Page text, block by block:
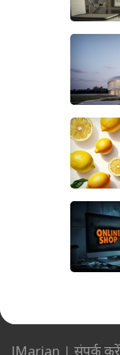
JMarian | संपर्क करें